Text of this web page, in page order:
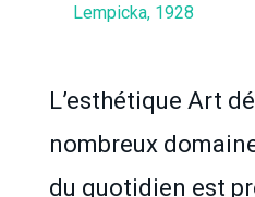
Lempicka, 1928
L’esthétique Art
nombreux
du quotidien est